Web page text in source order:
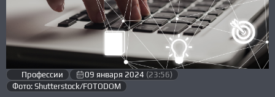
Профессии 09 января 2024 (23:56)
Фото: Shutterstock/FOTODOM